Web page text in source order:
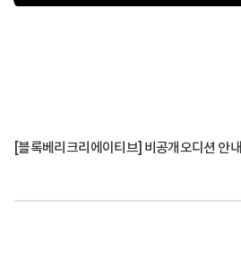
[블록베리크리에이티브] 비공개오디션 안내